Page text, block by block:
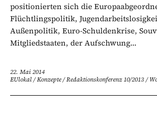
positionierten sich die
Flüchtlingspolitik,
Außenpolitik, Euro-Schuldenkrise,
Mitgliedstaaten, der Aufschwung...
22. Mai 2014
EUlokal/Konzepte/Redaktionskonferenz 10/2013 /